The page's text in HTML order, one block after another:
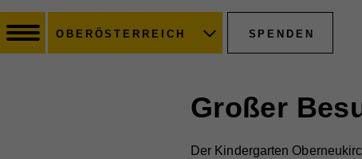
OBERÖSTERREICH SPENDEN
Großer
Der Kindergarten